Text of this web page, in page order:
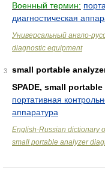
Военный термин:
диагностическая
Универсальный англо-
diagnostic equipment
3
small portable
SPADE, small
портативная
аппаратура
English-Russian dictionary
small portable analyzer